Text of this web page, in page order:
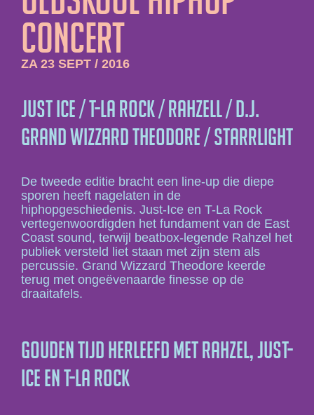
Concert
ZA 23 SEPT / 2016
Just Ice / T-La Rock / Rahzell / D.J.
Grand Wizzard Theodore / StarRlight
De tweede editie bracht een line-up die diepe
sporen heeft nagelaten in de
hiphopgeschiedenis. Just-Ice en T-La Rock
vertegenwoordigden het fundament van de East
Coast sound, terwijl beatbox-legende Rahzel het
publiek versteld liet staan met zijn stem als
percussie. Grand Wizzard Theodore keerde
terug met ongeëvenaarde finesse op de
draaitafels.
Gouden tijd herleefd met Rahzel, Just-
Ice en T-La Rock